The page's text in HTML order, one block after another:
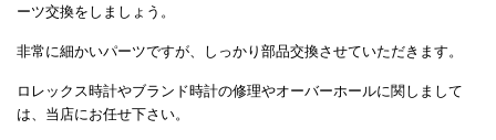
ーツ交換をしましょう。
非常に細かいパーツですが、しっかり部品交換させていただきます。
ロレックス時計やブランド時計の修理やオーバーホールに関しまして
は、当店にお任せ下さい。